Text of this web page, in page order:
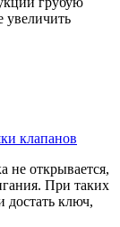
увеличить
клапанов
не открывается,
При таких
достать ключ,